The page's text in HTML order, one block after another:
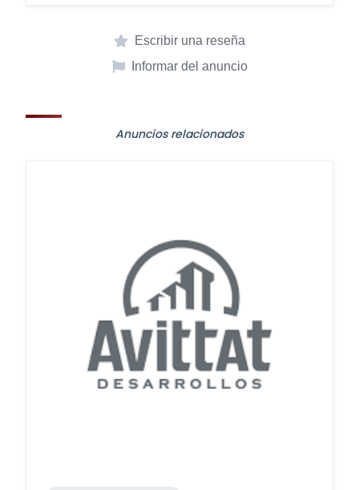
Escribir una reseña
Informar del anuncio
Anuncios relacionados